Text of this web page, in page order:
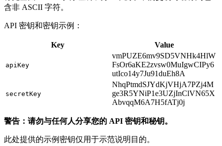
含非 ASCII 字符。
API 密钥和密钥示例：
Key Value
apiKey
vmPUZE6mv9SD5VNHk4HlW
FsOr6aKE2zvsw0MuIgwCIPy6
utIco14y7Ju91duEh8A
secretKey
NhqPtmdSJYdKjVHjA7PZj4M
ge3R5YNiP1e3UZjInClVN65X
AbvqqM6A7H5fATj0j
警告：请勿与任何人分享您的 API 密钥和秘钥。
此处提供的示例密钥仅用于示范说明目的。